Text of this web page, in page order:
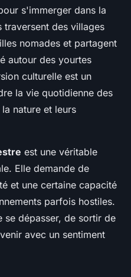
s'immerger dans la
traversent des villages
nomades et partagent
autour des yourtes
culturelle est un
la vie quotidienne des
nature et leurs
est une véritable
Elle demande de
et une certaine capacité
parfois hostiles.
se dépasser, de sortir de
avec un sentiment